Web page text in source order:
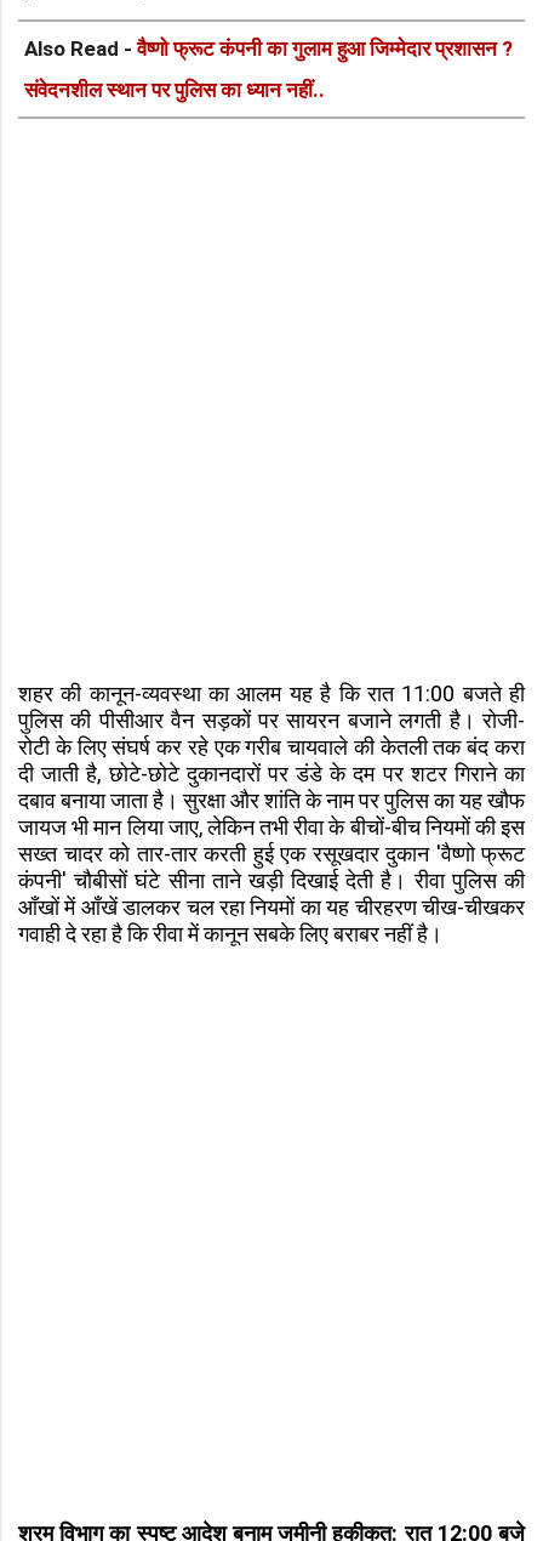
Also Read -वैष्णो फ्रूट कंपनी का गुलाम हुआ जिम्मेदार प्रशासन ?
संवेदनशील स्थान पर पुलिस का ध्यान नहीं..
शहर की कानून-व्यवस्था का आलम यह है कि रात 11:00 बजते ही
पुलिस की पीसीआर वैन सड़कों पर सायरन बजाने लगती है। रोजी-
रोटी के लिए संघर्ष कर रहे एक गरीब चायवाले की केतली तक बंद करा
दी जाती है, छोटे-छोटे दुकानदारों पर डंडे के दम पर शटर गिराने का
दबाव बनाया जाता है। सुरक्षा और शांति के नाम पर पुलिस का यह खौफ
जायज भी मान लिया जाए, लेकिन तभी रीवा के बीचों-बीच नियमों की इस
सख्त चादर को तार-तार करती हुई एक रसूखदार दुकान 'वैष्णो फ्रूट
कंपनी' चौबीसों घंटे सीना ताने खड़ी दिखाई देती है। रीवा पुलिस की
आँखों में आँखें डालकर चल रहा नियमों का यह चीरहरण चीख-चीखकर
गवाही दे रहा है कि रीवा में कानून सबके लिए बराबर नहीं है।
श्रम विभाग का स्पष्ट आदेश बनाम जमीनी हकीकत: रात 12:00 बजे